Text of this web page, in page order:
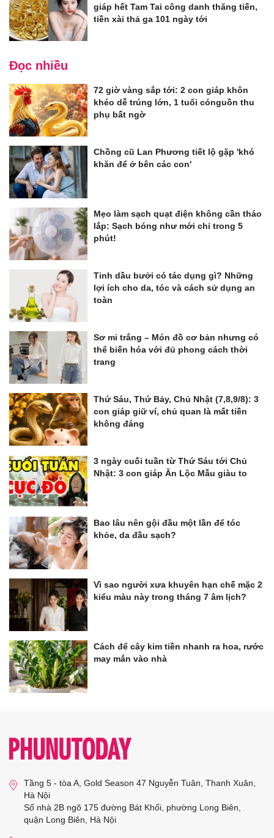
giáp hết Tam Tai công danh thăng tiến,
tiền xài thả ga 101 ngày tới
Đọc nhiều
72 giờ vàng sắp tới: 2 con giáp khôn
khéo dễ trúng lớn, 1 tuổi cónguồn thu
phụ bất ngờ
Chồng cũ Lan Phương tiết lộ gặp 'khó
khăn để ở bên các con'
Mẹo làm sạch quạt điện không cần tháo
lắp: Sạch bóng như mới chỉ trong 5
phút!
Tinh dầu bưởi có tác dụng gì? Những
lợi ích cho da, tóc và cách sử dụng an
toàn
Sơ mi trắng – Món đồ cơ bản nhưng có
thể biến hóa với đủ phong cách thời
trang
Thứ Sáu, Thứ Bảy, Chủ Nhật (7,8,9/8): 3
con giáp giữ ví, chủ quan là mất tiền
không đáng
3 ngày cuối tuần từ Thứ Sáu tới Chủ
Nhật: 3 con giáp Ăn Lộc Mẫu giàu to
Bao lâu nên gội đầu một lần để tóc
khỏe, da đầu sạch?
Vì sao người xưa khuyên hạn chế mặc 2
kiểu màu này trong tháng 7 âm lịch?
Cách để cây kim tiền nhanh ra hoa, rước
may mắn vào nhà
Tầng 5 - tòa A, Gold Season 47 Nguyễn Tuân, Thanh Xuân,
Hà Nội
Số nhà 2B ngõ 175 đường Bát Khối, phường Long Biên,
quận Long Biên, Hà Nội